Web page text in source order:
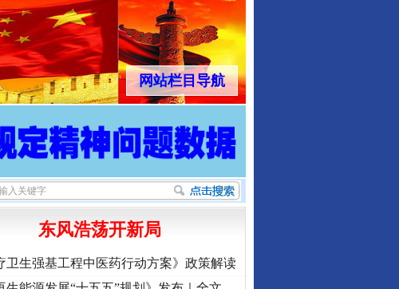
网站栏目导航
东风浩荡开新局
卫生强基工程中医药行动方案》政策解读